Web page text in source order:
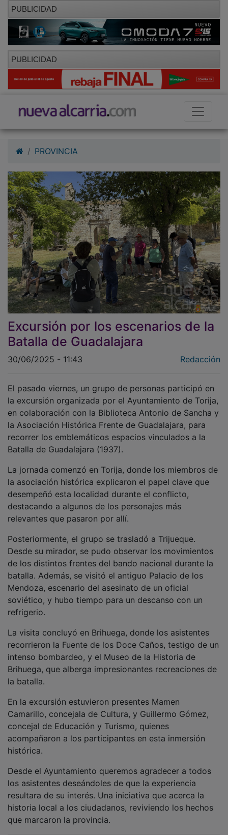
PUBLICIDAD
PUBLICIDAD
Excursión por los escenarios de la
Batalla de Guadalajara
la excursión organizada por el Ayuntamiento de Torija,
en colaboración con la Biblioteca Antonio de Sancha y
la Asociación Histórica Frente de Guadalajara, para
recorrer los emblemáticos espacios vinculados a la
Batalla de Guadalajara (1937).
la asociación histórica explicaron el papel clave que
desempeñó esta localidad durante el conflicto,
destacando a algunos de los personajes más
relevantes que pasaron por allí.
Desde su mirador, se pudo observar los movimientos
de los distintos frentes del bando nacional durante la
batalla. Además, se visitó el antiguo Palacio de los
Mendoza, escenario del asesinato de un oficial
soviético, y hubo tiempo para un descanso con un
refrigerio.
recorrieron la Fuente de los Doce Caños, testigo de un
intenso bombardeo, y el Museo de la Historia de
Brihuega, que alberga impresionantes recreaciones de
la batalla.
Camarillo, concejala de Cultura, y Guillermo Gómez,
concejal de Educación y Turismo, quienes
acompañaron a los participantes en esta inmersión
histórica.
los asistentes deseándoles de que la experiencia
resultara de su interés. Una iniciativa que acerca la
historia local a los ciudadanos, reviviendo los hechos
que marcaron la provincia.